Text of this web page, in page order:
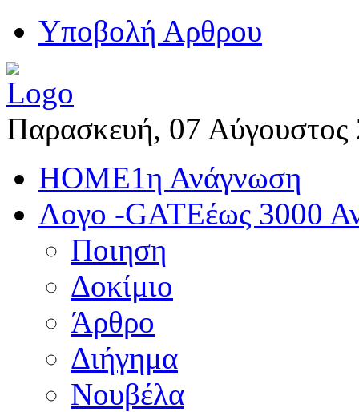
Yποβολή Αρθρου
Παρασκευή, 07 Αύγουστος
HOME1η Ανάγνωση
Λογο -GATEέως 3000
Ποιηση
Δοκίμιο
Άρθρο
Διήγημα
Νουβέλα